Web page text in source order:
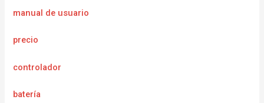
manual de usuario
precio
controlador
batería